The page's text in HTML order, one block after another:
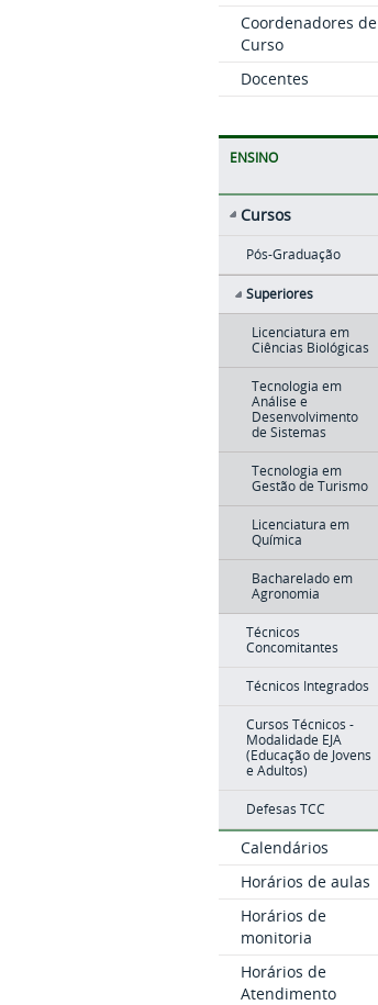
Coordenadores de
Curso
Docentes
ENSINO
Cursos
Pós-Graduação
Superiores
Licenciatura em
Ciências Biológicas
Tecnologia em
Análise e
Desenvolvimento
de Sistemas
Tecnologia em
Gestão de Turismo
Licenciatura em
Química
Bacharelado em
Agronomia
Técnicos
Concomitantes
Técnicos Integrados
Cursos Técnicos -
Modalidade EJA
(Educação de Jovens
e Adultos)
Defesas TCC
Calendários
Horários de aulas
Horários de
monitoria
Horários de
Atendimento